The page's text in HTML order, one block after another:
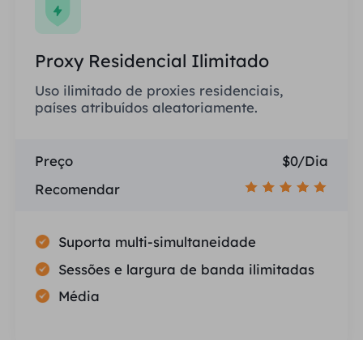
Proxy Residencial Ilimitado
Uso ilimitado de proxies residenciais,
países atribuídos aleatoriamente.
Preço
$0/Dia
Recomendar
Suporta multi-simultaneidade
Sessões e largura de banda ilimitadas
Média